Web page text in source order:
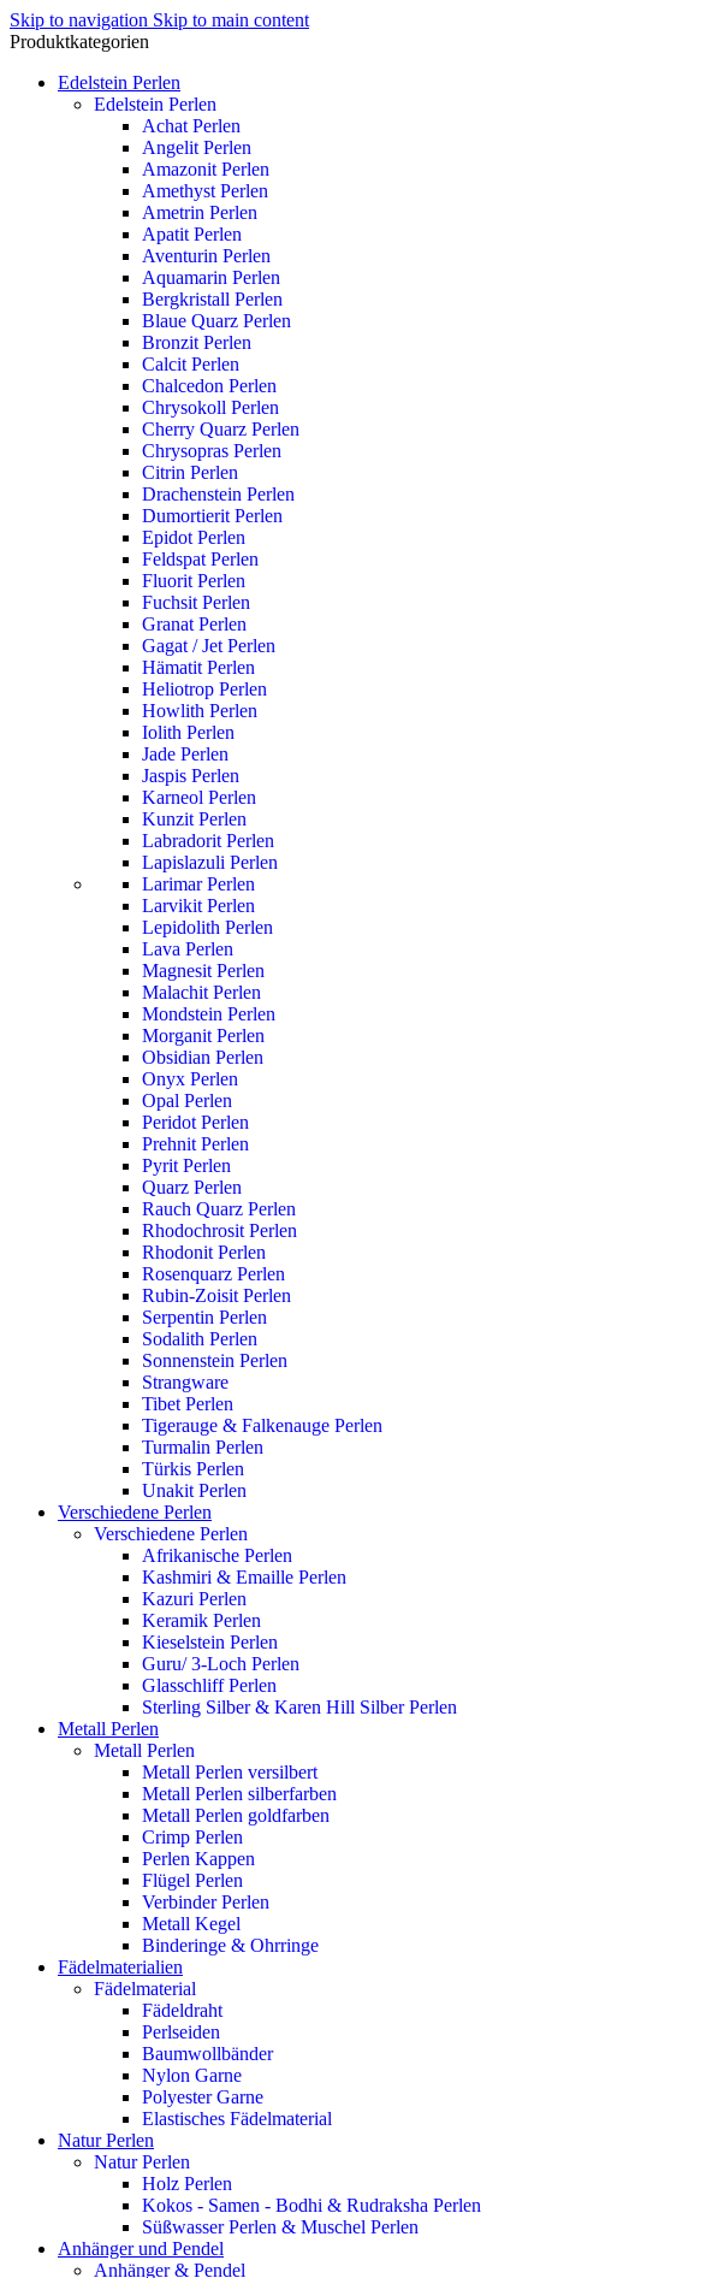
Skip to navigation Skip to main content
Produktkategorien
Edelstein Perlen
Edelstein Perlen
Achat Perlen
Angelit Perlen
Amazonit Perlen
Amethyst Perlen
Ametrin Perlen
Apatit Perlen
Aventurin Perlen
Aquamarin Perlen
Bergkristall Perlen
Blaue Quarz Perlen
Bronzit Perlen
Calcit Perlen
Chalcedon Perlen
Chrysokoll Perlen
Cherry Quarz Perlen
Chrysopras Perlen
Citrin Perlen
Drachenstein Perlen
Dumortierit Perlen
Epidot Perlen
Feldspat Perlen
Fluorit Perlen
Fuchsit Perlen
Granat Perlen
Gagat / Jet Perlen
Hämatit Perlen
Heliotrop Perlen
Howlith Perlen
Iolith Perlen
Jade Perlen
Jaspis Perlen
Karneol Perlen
Kunzit Perlen
Labradorit Perlen
Lapislazuli Perlen
Larimar Perlen
Larvikit Perlen
Lepidolith Perlen
Lava Perlen
Magnesit Perlen
Malachit Perlen
Mondstein Perlen
Morganit Perlen
Obsidian Perlen
Onyx Perlen
Opal Perlen
Peridot Perlen
Prehnit Perlen
Pyrit Perlen
Quarz Perlen
Rauch Quarz Perlen
Rhodochrosit Perlen
Rhodonit Perlen
Rosenquarz Perlen
Rubin-Zoisit Perlen
Serpentin Perlen
Sodalith Perlen
Sonnenstein Perlen
Strangware
Tibet Perlen
Tigerauge & Falkenauge Perlen
Turmalin Perlen
Türkis Perlen
Unakit Perlen
Verschiedene Perlen
Verschiedene Perlen
Afrikanische Perlen
Kashmiri & Emaille Perlen
Kazuri Perlen
Keramik Perlen
Kieselstein Perlen
Guru/ 3-Loch Perlen
Glasschliff Perlen
Sterling Silber & Karen Hill Silber Perlen
Metall Perlen
Metall Perlen
Metall Perlen versilbert
Metall Perlen silberfarben
Metall Perlen goldfarben
Crimp Perlen
Perlen Kappen
Flügel Perlen
Verbinder Perlen
Metall Kegel
Binderinge & Ohrringe
Fädelmaterialien
Fädelmaterial
Fädeldraht
Perlseiden
Baumwollbänder
Nylon Garne
Polyester Garne
Elastisches Fädelmaterial
Natur Perlen
Natur Perlen
Holz Perlen
Kokos - Samen - Bodhi & Rudraksha Perlen
Süßwasser Perlen & Muschel Perlen
Anhänger und Pendel
Anhänger & Pendel